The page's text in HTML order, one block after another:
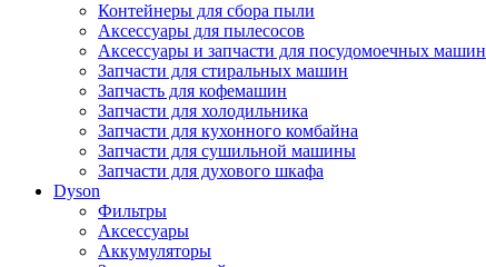
Контейнеры для сбора пыли
Аксессуары для пылесосов
Аксессуары и запчасти для посудомоечных машин
Запчасти для стиральных машин
Запчасть для кофемашин
Запчасти для холодильника
Запчасти для кухонного комбайна
Запчасти для сушильной машины
Запчасти для духового шкафа
Dyson
Фильтры
Аксессуары
Аккумуляторы